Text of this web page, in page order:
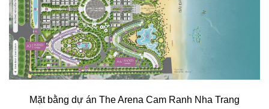
Mặt bằng dự án The Arena Cam Ranh Nha Trang